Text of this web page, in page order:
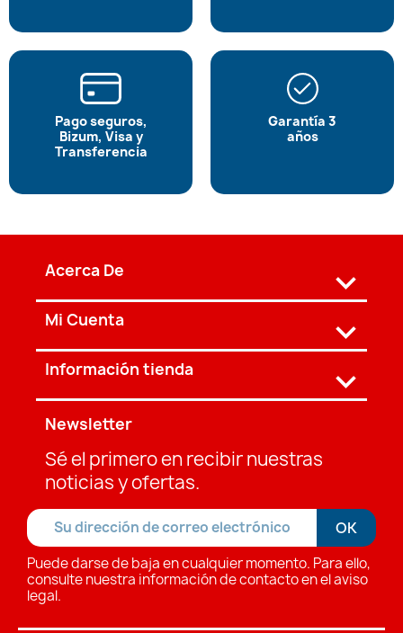
Pago seguros,
Bizum, Visa y
Transferencia
Garantía 3
años
Acerca De 
Mi Cuenta 
Información tienda keyboard_arrow_down
Newsletter
Sé el primero en recibir nuestras
noticias y ofertas.
Puede darse de baja en cualquier momento. Para ello,
consulte nuestra información de contacto en el aviso
legal.